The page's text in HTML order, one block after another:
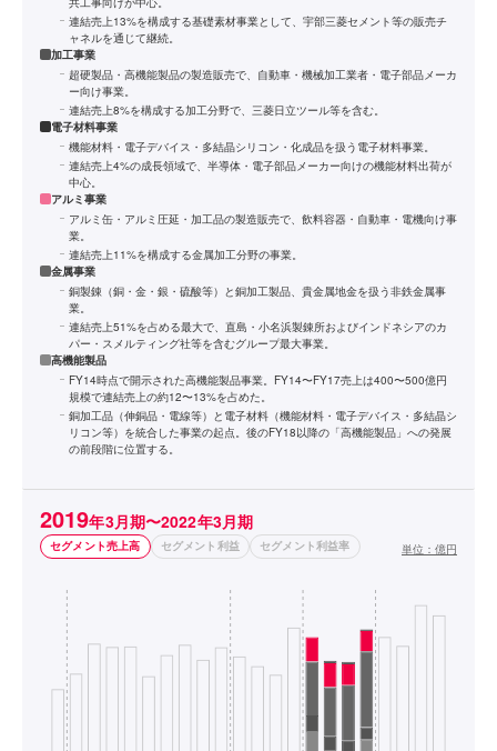
連結売上13%を構成する基礎素材事業として、宇部三菱セメント等の販売チ
ャネルを通じて継続。
加工事業
超硬製品・高機能製品の製造販売で、自動車・機械加工業者・電子部品メーカ
ー向け事業。
連結売上8%を構成する加工分野で、三菱日立ツール等を含む。
電子材料事業
機能材料・電子デバイス・多結晶シリコン・化成品を扱う電子材料事業。
連結売上4%の成長領域で、半導体・電子部品メーカー向けの機能材料出荷が
中心。
アルミ事業
アルミ缶・アルミ圧延・加工品の製造販売で、飲料容器・自動車・電機向け事
業。
連結売上11%を構成する金属加工分野の事業。
金属事業
銅製錬（銅・金・銀・硫酸等）と銅加工製品、貴金属地金を扱う非鉄金属事
業。
連結売上51%を占める最大で、直島・小名浜製錬所およびインドネシアのカ
パー・スメルティング社等を含むグループ最大事業。
高機能製品
FY14時点で開示された高機能製品事業。FY14〜FY17売上は400〜500億円
規模で連結売上の約12〜13%を占めた。
銅加工品（伸銅品・電線等）と電子材料（機能材料・電子デバイス・多結晶シ
リコン等）を統合した事業の起点。後のFY18以降の「高機能製品」への発展
の前段階に位置する。
2019年3月期〜2022年3月期
セグメント売上高 セグメント利益 セグメント利益率 単位： 億円